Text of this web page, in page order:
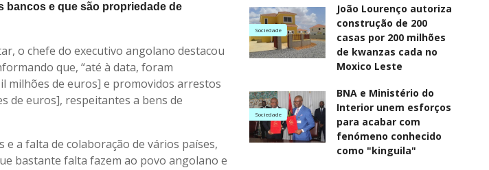
bancos e que são propriedade de
o chefe do executivo angolano destacou
que, “até à data, foram
milhões de euros] e promovidos arrestos
de euros], respeitantes a bens de
a falta de colaboração de vários países,
bastante falta fazem ao povo angolano e
Sociedade
João Lourenço autoriza
construção de 200
casas por 200 milhões
de kwanzas cada no
Moxico Leste
Sociedade
BNA e Ministério do
Interior unem esforços
para acabar com
fenómeno conhecido
como "kinguila"